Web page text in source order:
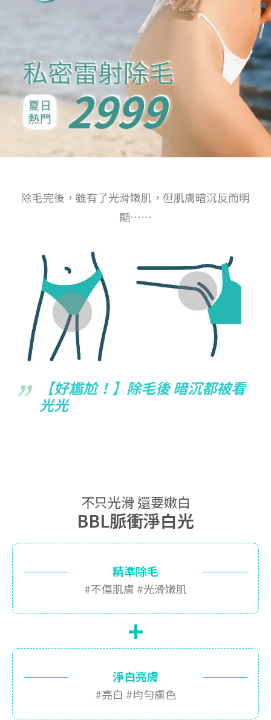
除毛完後，雖有了光滑嫩肌，但肌膚暗沉反而明
顯……
【好尷尬！】除毛後 暗沉都被看
光光
不只光滑 還要嫩白
BBL脈衝淨白光
精準除毛
#不傷肌膚 #光滑嫩肌
+
淨白亮膚
#亮白 #均勻膚色